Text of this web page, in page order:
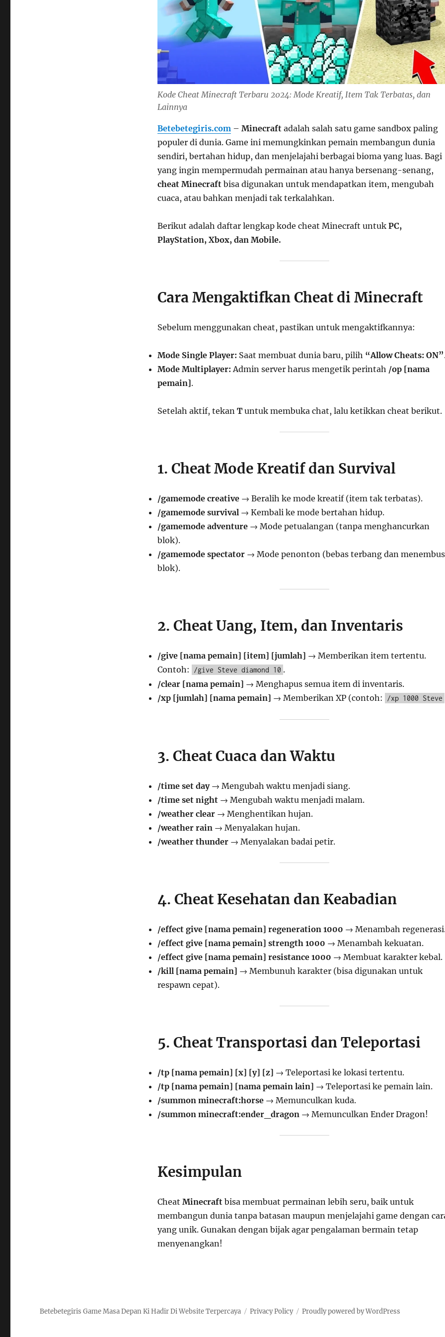
Kode Cheat Minecraft Terbaru 2024: Mode Kreatif, Item Tak Terbatas, dan
Lainnya
Betebetegiris.com – Minecraftadalah salah satu game sandbox paling
populer di dunia. Game ini memungkinkan pemain membangun dunia
sendiri, bertahan hidup, dan menjelajahi berbagai bioma yang luas. Bagi
yang ingin mempermudah permainan atau hanya bersenang-senang,
cheat Minecraftbisa digunakan untuk mendapatkan item, mengubah
cuaca, atau bahkan menjadi tak terkalahkan.
Berikut adalah daftar lengkap kode cheat Minecraft untuk PC,
PlayStation, Xbox, dan Mobile.
Cara Mengaktifkan Cheat di Minecraft
Sebelum menggunakan cheat, pastikan untuk mengaktifkannya:
Mode Single Player: Saat membuat dunia baru, pilih “Allow Cheats: ON”
Mode Multiplayer: Admin server harus mengetik perintah /op [nama
pemain].
Setelah aktif, tekan Tuntuk membuka chat, lalu ketikkan cheat berikut.
1. Cheat Mode Kreatif dan Survival
/gamemode creative→ Beralih ke mode kreatif (item tak terbatas).
/gamemode survival → Kembali ke mode bertahan hidup.
/gamemode adventure→ Mode petualangan (tanpa menghancurkan
blok).
/gamemode spectator→ Mode penonton (bebas terbang dan menembus
blok).
2. Cheat Uang, Item, dan Inventaris
/give [nama pemain] [item] [jumlah] → Memberikan item tertentu.
Contoh:
/give Steve diamond 10 .
/clear [nama pemain] → Menghapus semua item di inventaris.
/xp [jumlah] [nama pemain] → Memberikan XP (contoh: /xp 1000 Steve
3. Cheat Cuaca dan Waktu
/time set day→ Mengubah waktu menjadi siang.
/time set night→ Mengubah waktu menjadi malam.
/weather clear→ Menghentikan hujan.
/weather rain → Menyalakan hujan.
/weather thunder→ Menyalakan badai petir.
4. Cheat Kesehatan dan Keabadian
/effect give [nama pemain] regeneration 1000 → Menambah
/effect give [nama pemain] strength 1000 → Menambah kekuatan.
/effect give [nama pemain] resistance 1000 → Membuat karakter kebal.
/kill [nama pemain] → Membunuh karakter (bisa digunakan untuk
respawn cepat).
5. Cheat Transportasi dan Teleportasi
/tp [nama pemain] [x] [y] [z] → Teleportasi ke lokasi tertentu.
/tp [nama pemain] [nama pemain lain] → Teleportasi ke pemain lain.
/summon minecraft:horse→ Memunculkan kuda.
/summon minecraft:ender_dragon → Memunculkan Ender Dragon!
Kesimpulan
Cheat Minecraftbisa membuat permainan lebih seru, baik untuk
membangun dunia tanpa batasan maupun menjelajahi game dengan
yang unik. Gunakan dengan bijak agar pengalaman bermain tetap
menyenangkan!
Betebetegiris Game Masa Depan Ki Hadir Di Website Terpercaya Privacy Policy Proudly powered by WordPress